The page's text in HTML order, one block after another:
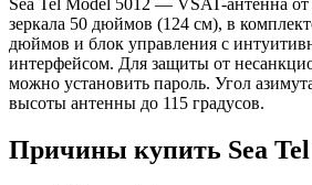
зеркала 50 дюймов (124 см), в
дюймов и блок управления с
интерфейсом. Для защиты от
можно установить пароль. Угол
высоты антенны до 115 градусов.
Причины купить Sea